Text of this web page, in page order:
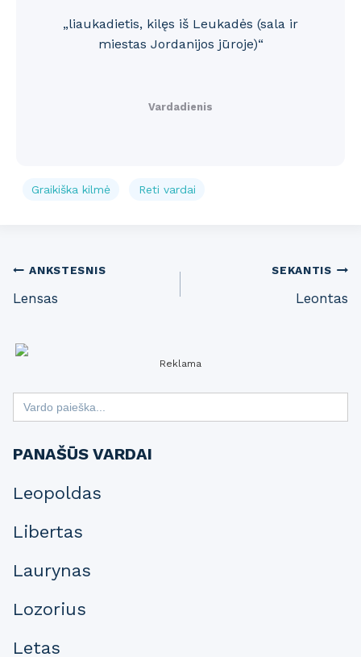
„liaukadietis, kilęs iš Leukadės (sala ir
miestas Jordanijos jūroje)“
Vardadienis
Graikiška kilmė Reti vardai
Post
navigation
ANKSTESNIS
Lensas
SEKANTIS
Leontas
Reklama
Search
for:
PANAŠŪS VARDAI
Leopoldas
Libertas
Laurynas
Lozorius
Letas